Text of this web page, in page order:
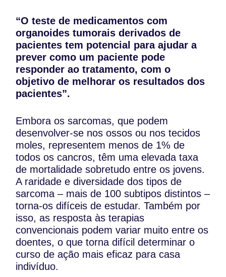
“O teste de medicamentos com
organoides tumorais derivados de
pacientes tem potencial para ajudar a
prever como um paciente pode
responder ao tratamento, com o
objetivo de melhorar os resultados dos
pacientes”.
Embora os sarcomas, que podem
desenvolver-se nos ossos ou nos tecidos
moles, representem menos de 1% de
todos os cancros, têm uma elevada taxa
de mortalidade sobretudo entre os jovens.
A raridade e diversidade dos tipos de
sarcoma – mais de 100 subtipos distintos –
torna-os difíceis de estudar. Também por
isso, as resposta às terapias
convencionais podem variar muito entre os
doentes, o que torna difícil determinar o
curso de ação mais eficaz para casa
indivíduo.